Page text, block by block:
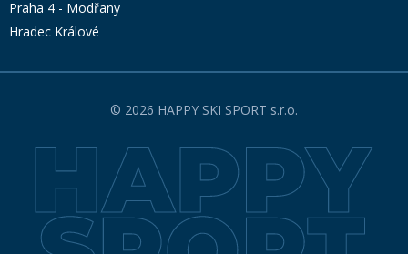
Praha 4 - Modřany
Hradec Králové
© 2026 HAPPY SKI SPORT s.r.o.